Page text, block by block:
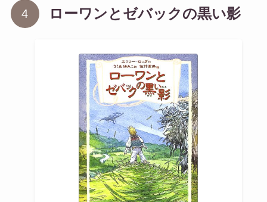
ローワンとゼバックの黒い影